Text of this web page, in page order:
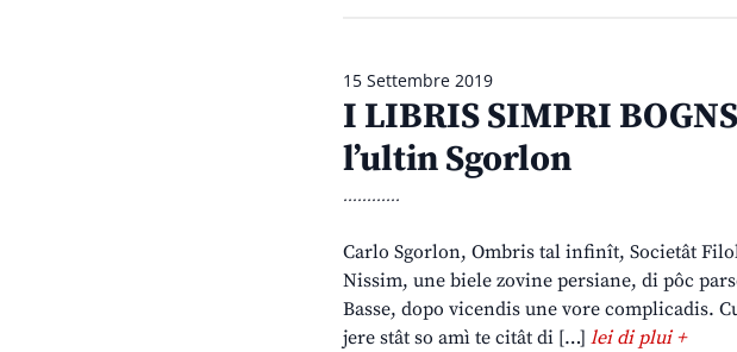
15 Settembre 2019
I LIBRIS SIMPRI
l’ultin Sgorlon
............
Carlo Sgorlon, Ombris tal infinît, Societât
Nissim, une biele zovine persiane, di pôc
Basse, dopo vicendis une vore complicadis.
jere stât so amì te citât di […] lei di plui +